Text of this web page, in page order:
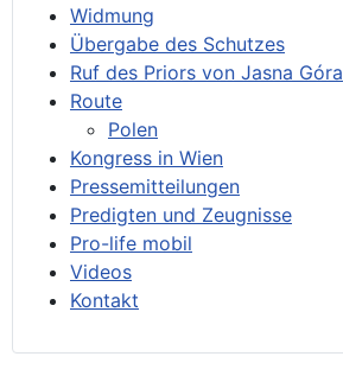
Widmung
Übergabe des Schutzes
Ruf des Priors von Jasna Góra
Route
Polen
Kongress in Wien
Pressemitteilungen
Predigten und Zeugnisse
Pro-life mobil
Videos
Kontakt